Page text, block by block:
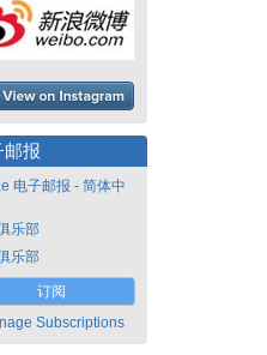
邮报
电子邮报 - 简体中
乐部
乐部
订阅
Subscriptions